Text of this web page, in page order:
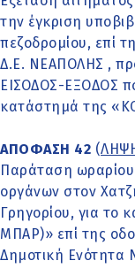
την έγκριση
πεζοδρομίου, επί
Δ.Ε. ΝΕΑΠΟΛΗΣ ,
ΕΙΣΟΔΟΣ-ΕΞΟΔΟΣ
κατάστημά της
ΑΠΟΦΑΣΗ 42 (
Παράταση ωραρίου
οργάνων στον
Γρηγορίου, για το
ΜΠΑΡ)» επί της
Δημοτική Ενότητα